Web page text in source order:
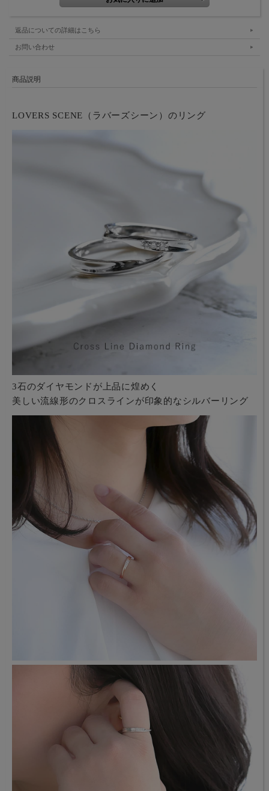
返品についての詳細はこちら
お問い合わせ
商品説明
LOVERS SCENE（ラバーズシーン）のリング
3石のダイヤモンドが上品に煌めく
美しい流線形のクロスラインが印象的なシルバーリング